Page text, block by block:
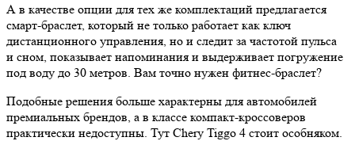
А в качестве опции для тех же комплектаций предлагается
смарт-браслет, который не только работает как ключ
дистанционного управления, но и следит за частотой пульса
и сном, показывает напоминания и выдерживает погружение
под воду до 30 метров. Вам точно нужен фитнес-браслет?
Подобные решения больше характерны для автомобилей
премиальных брендов, а в классе компакт-кроссоверов
практически недоступны. Тут Chery Tiggo 4 стоит особняком.